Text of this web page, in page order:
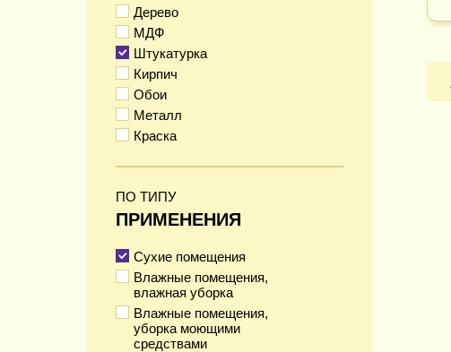
Дерево
МДФ
Штукатурка
Кирпич
Обои
Металл
Краска
ПО ТИПУ
ПРИМЕНЕНИЯ
Сухие помещения
Влажные помещения,
влажная уборка
Влажные помещения,
уборка моющими
средствами